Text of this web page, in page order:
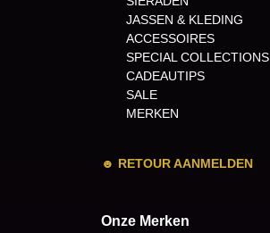
JASSEN & KLEDING
ACCESSOIRES
SPECIAL COLLECTIONS
CADEAUTIPS
SALE
MERKEN
☻ RETOUR AANMELDEN
Onze Merken